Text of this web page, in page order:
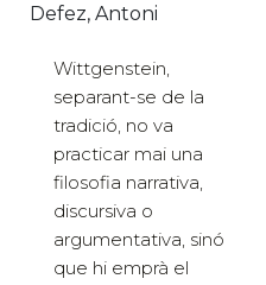
Defez, Antoni
Wittgenstein,
separant-se de la
tradició, no va
practicar mai una
filosofia narrativa,
discursiva o
argumentativa, sinó
que hi emprà el